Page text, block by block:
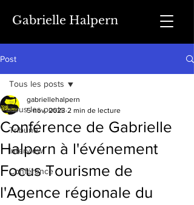
Gabrielle Halpern
Post
Tous les posts
Tribune
Interview
Conférence
Tous les posts
Conférence de Gabrielle
Halpern à l'événement
Focus Tourisme de
l'Agence régionale du
gabriellehalpern
5 nov. 2023 2 min de lecture